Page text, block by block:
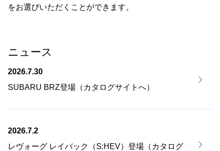
をお選びいただくことができます。
ニュース
2026.7.30
SUBARU BRZ登場（カタログサイトへ）
2026.7.2
レヴォーグ レイバック（S:HEV）登場（カタログ